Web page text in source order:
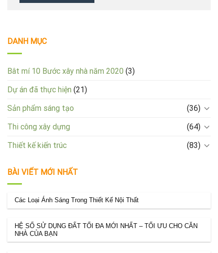
DANH MỤC
Bât mí 10 Bước xây nhà năm 2020 (3)
Dự án đã thực hiện (21)
Sản phẩm sáng tạo
(36)
Thi công xây dựng
(64)
Thiết kế kiến trúc
(83)
BÀI VIẾT MỚI NHẤT
Các Loại Ánh Sáng Trong Thiết Kế Nội Thất
HỆ SỐ SỬ DỤNG ĐẤT TỐI ĐA MỚI NHẤT – TỐI ƯU CHO CĂN
NHÀ CỦA BẠN